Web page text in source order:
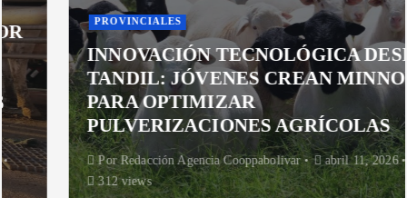
PROVINCIALES
INNOVACIÓN TECNOLÓGICA DESDE
TANDIL: JÓVENES CREAN MINNOW
PARA OPTIMIZAR
PULVERIZACIONES AGRÍCOLAS
Por Redacción Agencia Cooppabolivar
abril 11, 2026
312 views